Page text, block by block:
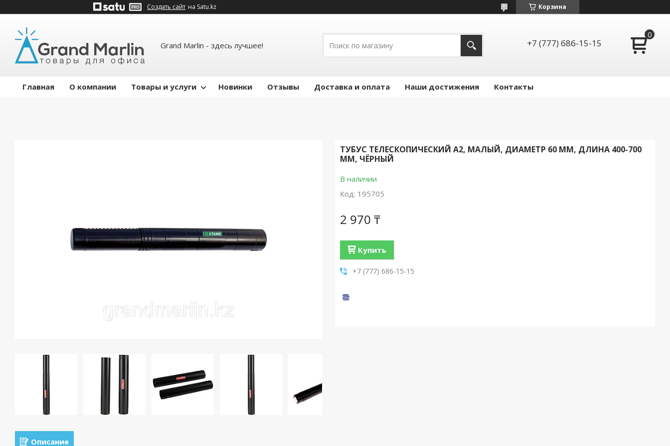
Создать сайт на Satu.kz Корзина
Grand Marlin - здесь лучшее! +7 (777) 686-15-15
Главная О компании Товары и услуги Новинки Отзывы Доставка и оплата Наши достижения Контакты
ТУБУС ТЕЛЕСКОПИЧЕСКИЙ А2, МАЛЫЙ, ДИАМЕТР 60 ММ, ДЛИНА 400-700
ММ, ЧЁРНЫЙ
В наличии
Код: 195705
2 970 ₸
Купить
+7 (777) 686-15-15
Описание